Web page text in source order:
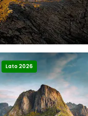
Lato 2026